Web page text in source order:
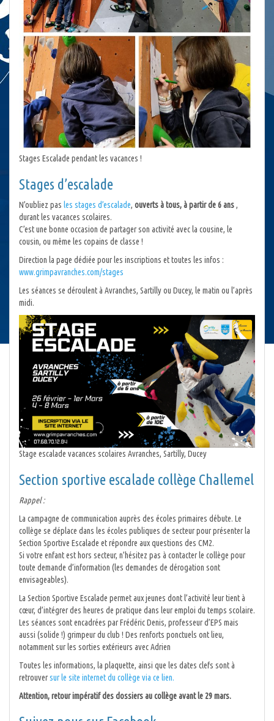
Stages Escalade pendant les vacances !
Stages d’escalade
N’oubliez pas les stages d’escalade, ouverts à tous, à partir de 6 ans,
durant les vacances scolaires.
C’est une bonne occasion de partager son activité avec la cousine, le
cousin, ou même les copains de classe !
Direction la page dédiée pour les inscriptions et toutes les infos :
www.grimpavranches.com/stages
Les séances se déroulent à Avranches, Sartilly ou Ducey, le matin ou l’après
midi.
Stage escalade vacances scolaires Avranches, Sartilly, Ducey
Section sportive escalade collège Challemel
Rappel :
La campagne de communication auprès des écoles primaires débute. Le
collège se déplace dans les écoles publiques de secteur pour présenter la
Section Sportive Escalade et répondre aux questions des CM2.
Si votre enfant est hors secteur, n’hésitez pas à contacter le collège pour
toute demande d’information (les demandes de dérogation sont
envisageables).
La Section Sportive Escalade permet aux jeunes dont l’activité leur tient à
cœur, d’intégrer des heures de pratique dans leur emploi du temps scolaire.
Les séances sont encadrées par Frédéric Denis, professeur d’EPS mais
aussi (solide !) grimpeur du club ! Des renforts ponctuels ont lieu,
notamment sur les sorties extérieurs avec Adrien
Toutes les informations, la plaquette, ainsi que les dates clefs sont à
retrouversur le site internet du collège via ce lien.
Attention, retour impératif des dossiers au collège avant le 29 mars.